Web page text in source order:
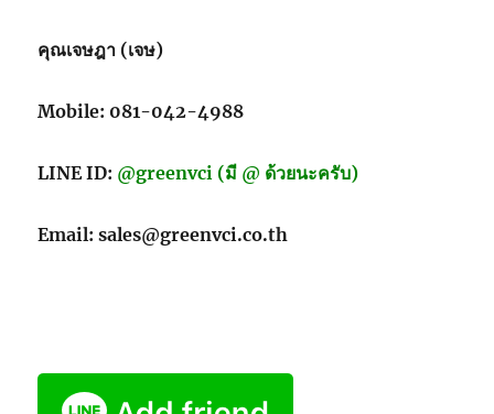
คุณเจษฎา (เจษ)
Mobile: 081-042-4988
LINE ID: @greenvci (มี @ ด้วยนะครับ)
Email: sales@greenvci.co.th